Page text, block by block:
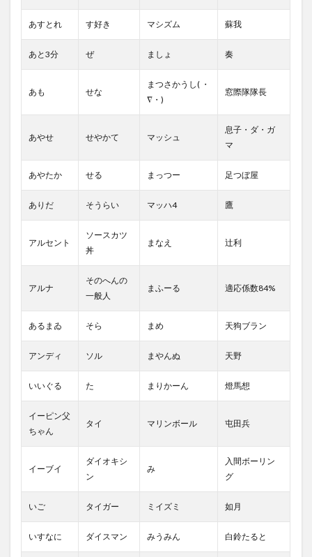
あすとれ す好き マシズム 蘇我
あと3分 ぜ ましょ 奏
あも せな
まつさかうし( ・
∇・)
窓際隊隊長
あやせ せやかて マッシュ
息子・ダ・ガ
マ
あやたか せる まっつー 足つぼ屋
ありだ そうらい マッハ4 鷹
アルセント
ソースカツ
丼
まなえ 辻利
アルナ
そのへんの
一般人
まふーる 適応係数84%
あるまゐ そら まめ 天狗ブラン
アンディ ソル まやんぬ 天野
いいぐる た まりかーん 燈馬想
イーピン父
ちゃん
タイ マリンボール 屯田兵
イーブイ
ダイオキシ
ン
み
入間ボーリン
グ
いご タイガー ミイズミ 如月
いすなに ダイスマン みうみん 白鈴たると